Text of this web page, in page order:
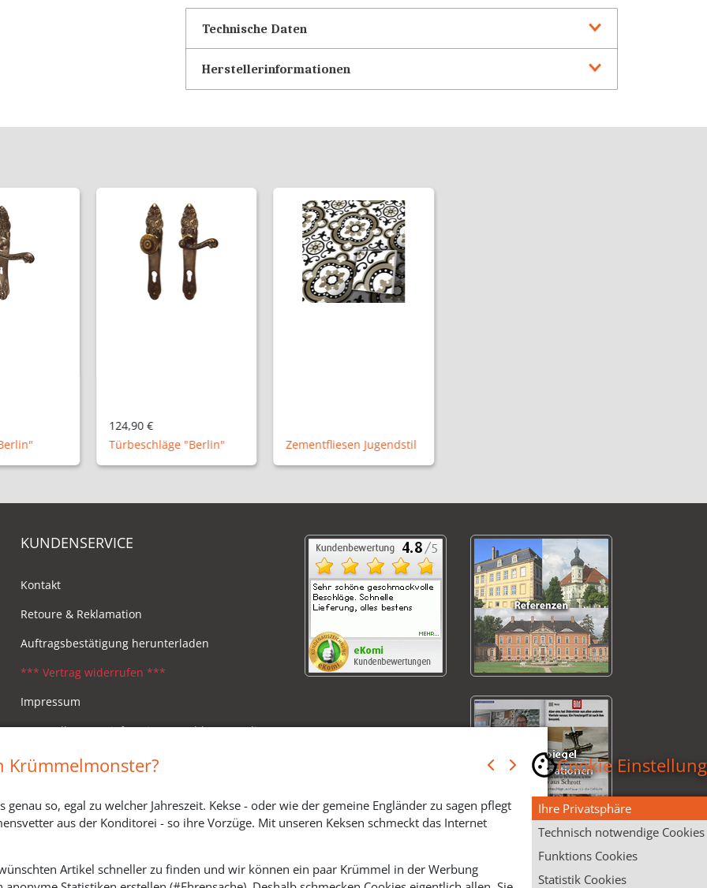
Technische Daten
Herstellerinformationen
124,90 €
Türbeschläge "Berlin"
Zementfliesen Jugendstil
KUNDENSERVICE
Kontakt
Retoure & Reklamation
Auftragsbestätigung herunterladen
*** Vertrag widerrufen ***
Impressum
Versandkosten, Lieferzeiten & Zahlungsmodi
Widerrufsbelehrung
Krümmelmonster?
genau so, egal zu welcher Jahreszeit. Kekse - oder wie der gemeine Engländer zu sagen pflegt
aus der Konditorei - so ihre Vorzüge. Mit unseren Keksen schmeckt das Internet
Artikel schneller zu finden und wir können ein paar Krümmel in der Werbung
Cookie
Ihre Privatsphäre
Technisch notwendige Cookies
Funktions Cookies
Statistik Cookies